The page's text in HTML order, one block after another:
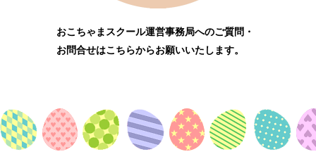
おこちゃまスクール運営事務局へのご質問・
お問合せはこちらからお願いいたします。